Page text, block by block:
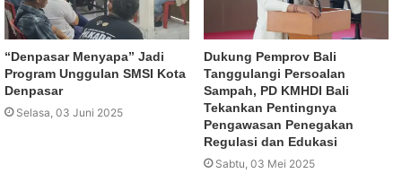
“Denpasar Menyapa” Jadi
Program Unggulan SMSI Kota
Denpasar
Selasa, 03 Juni 2025
Dukung Pemprov Bali
Tanggulangi Persoalan
Sampah, PD KMHDI Bali
Tekankan Pentingnya
Pengawasan Penegakan
Regulasi dan Edukasi
Sabtu, 03 Mei 2025